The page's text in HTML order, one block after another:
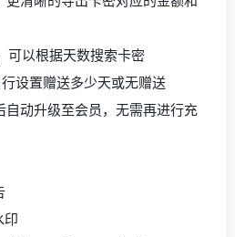
可以根据天数搜索卡密
设置赠送多少天或无赠送
动升级至会员，无需再进行充
印